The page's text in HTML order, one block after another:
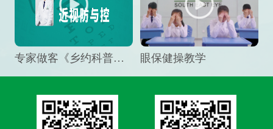
专家做客《乡约科普》栏目，预防孩子近视竟然这么“简单” 眼保健操教学